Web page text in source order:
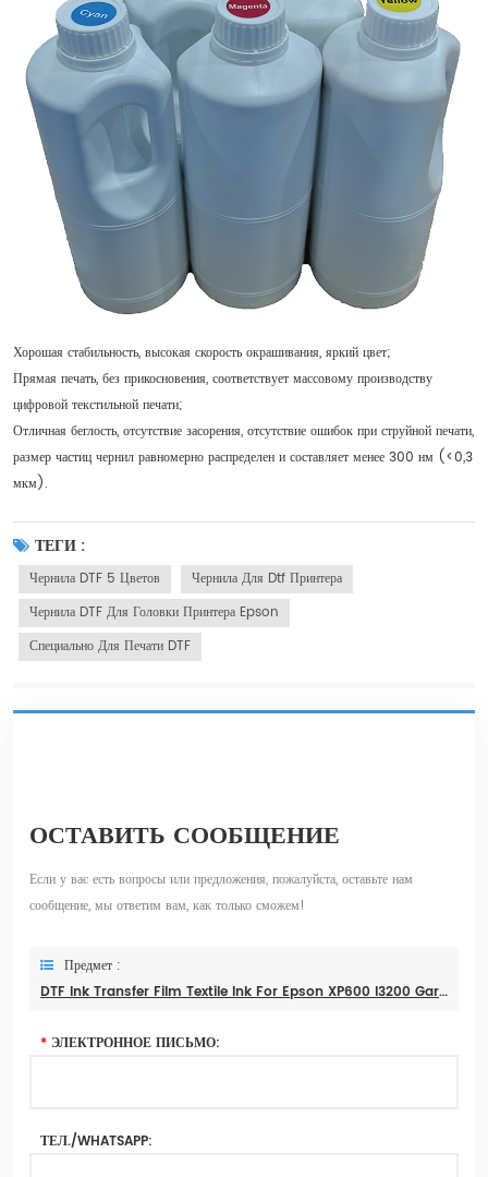
Хорошая стабильность, высокая скорость окрашивания, яркий цвет;
Прямая печать, без прикосновения, соответствует массовому производству
цифровой текстильной печати;
Отличная беглость, отсутствие засорения, отсутствие ошибок при струйной печати,
размер частиц чернил равномерно распределен и составляет менее 300 нм (<0,3
мкм).
ТЕГИ :
Чернила DTF 5 Цветов
Чернила Для Dtf Принтера
Чернила DTF Для Головки Принтера Epson
Специально Для Печати DTF
ОСТАВИТЬ СООБЩЕНИЕ
Если у вас есть вопросы или предложения, пожалуйста, оставьте нам
сообщение, мы ответим вам, как только сможем!
Предмет :
DTF Ink Transfer Film Textile Ink For Epson XP600 I3200 Garment Ink 5 Цветов
* ЭЛЕКТРОННОЕ ПИСЬМО:
ТЕЛ./WHATSAPP: